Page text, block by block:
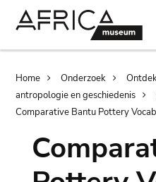
Home Onderzoek
antropologie en geschiedenis
Comparative Bantu Pottery